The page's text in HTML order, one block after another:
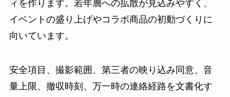
ィを作ります。若年層への拡散が見込みやすく、
イベントの盛り上げやコラボ商品の初動づくりに
向いています。
安全項目、撮影範囲、第三者の映り込み同意、音
量上限、撤収時刻、万一時の連絡経路を文書化す